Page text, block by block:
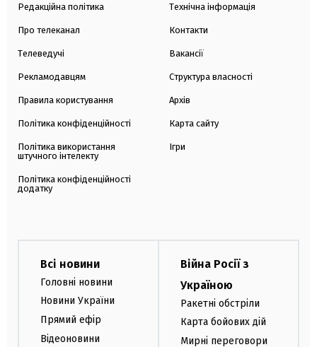
Редакційна політика
Про телеканал
Телеведучі
Рекламодавцям
Правила користування
Політика конфіденційності
Політика використання
штучного інтелекту
Політика конфіденційності
додатку
Технічна інформація
Контакти
Вакансії
Структура власності
Архів
Карта сайту
Ігри
Всі новини
Головні новини
Новини України
Прямий ефір
Відеоновини
Війна Росії з
Україною
Ракетні обстріли
Карта бойових дій
Мирні переговори